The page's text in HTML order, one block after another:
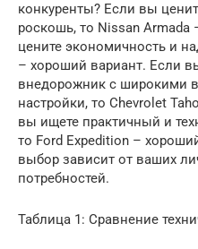
конкуренты? Если вы
роскошь, то Nissan
цените экономичность и
– хороший вариант. Если
внедорожник с широкими
настройки, то Chevrolet
вы ищете практичный и
то Ford Expedition –
выбор зависит от ваших
потребностей.
Таблица 1: Сравнение